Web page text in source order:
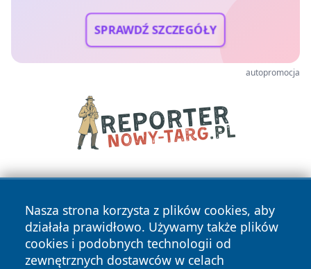
SPRAWDŹ SZCZEGÓŁY
autopromocja
Nasza strona korzysta z plików cookies, aby
działała prawidłowo. Używamy także plików
cookies i podobnych technologii od
zewnętrznych dostawców w celach
Copyright © 2026 wrotatarnowa.pl Wszystkie prawa